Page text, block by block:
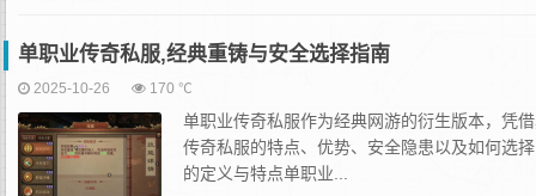
单职业传奇私服,经典重铸与安全选择指南
2025-10-26 170 ℃
单职业传奇私服作为经典网游的衍生版本，凭
传奇私服的特点、优势、安全隐患以及如何选
的定义与特点单职业...